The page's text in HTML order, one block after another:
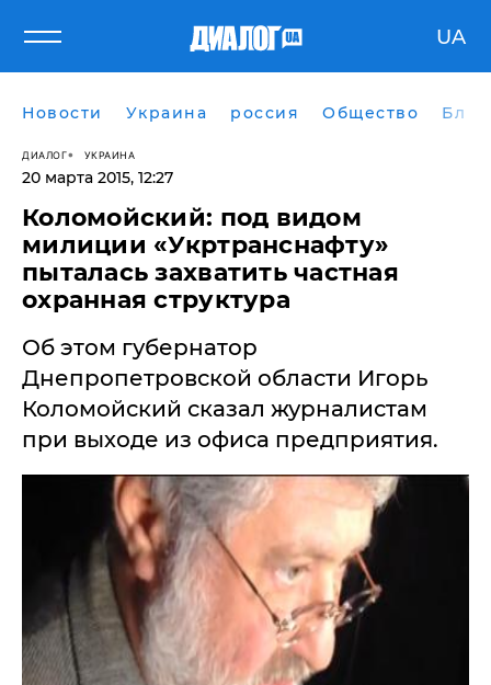
UA
Новости Украина россия Общество
ДИАЛОГ УКРАИНА
20 марта 2015, 12:27
Коломойский: под видом
милиции «Укртранснафту»
пыталась захватить частная
охранная структура
Об этом губернатор
Днепропетровской области Игорь
Коломойский сказал журналистам
при выходе из офиса предприятия.